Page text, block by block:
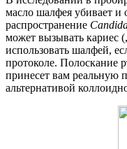
масло шалфея убивает и
распространение
может вызывать кариес
использовать шалфей,
протоколе. Полоскание
принесет вам реальную
альтернативой